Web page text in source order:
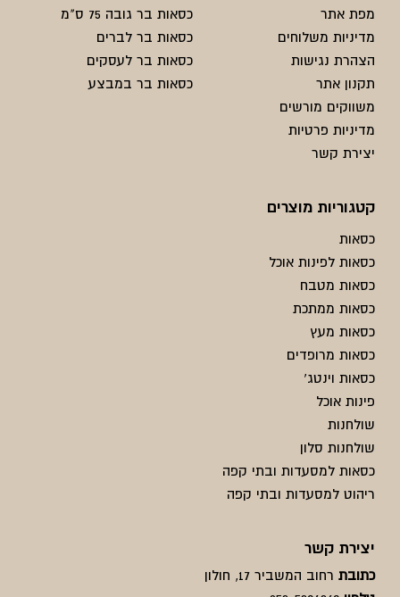
מפת אתר
מדיניות משלוחים
הצהרת נגישות
תקנון אתר
משווקים מורשים
מדיניות פרטיות
יצירת קשר
כסאות בר גובה 75 ס"מ
כסאות בר לברים
כסאות בר לעסקים
כסאות בר במבצע
קטגוריות מוצרים
כסאות
כסאות לפינות אוכל
כסאות מטבח
כסאות ממתכת
כסאות מעץ
כסאות מרופדים
כסאות וינטג'
פינות אוכל
שולחנות
שולחנות סלון
כסאות למסעדות ובתי קפה
ריהוט למסעדות ובתי קפה
יצירת קשר
כתובת רחוב המשביר 17, חולון